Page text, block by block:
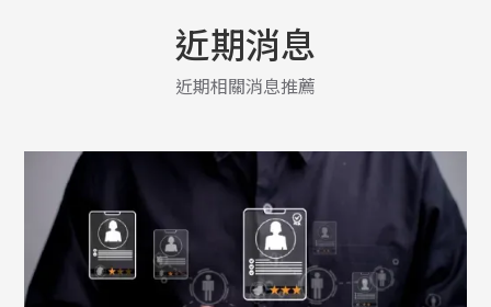
近期消息
近期相關消息推薦